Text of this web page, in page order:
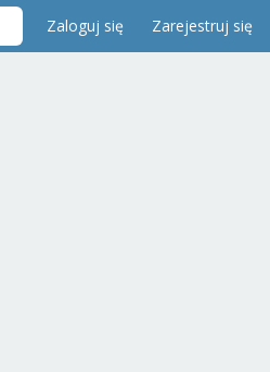
Zaloguj się Zarejestruj się